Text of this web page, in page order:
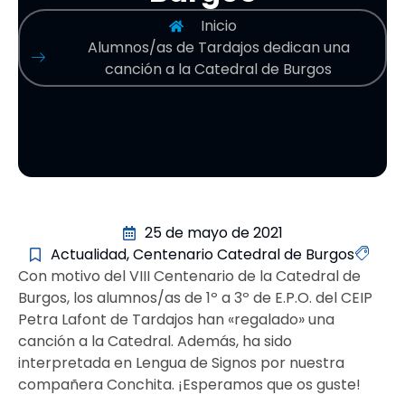
Inicio
Alumnos/as de Tardajos dedican una
canción a la Catedral de Burgos
25 de mayo de 2021
Actualidad,Centenario Catedral de Burgos
Con motivo del VIII Centenario de la Catedral de
Burgos, los alumnos/as de 1º a 3º de E.P.O. del CEIP
Petra Lafont de Tardajos han «regalado» una
canción a la Catedral. Además, ha sido
interpretada en Lengua de Signos por nuestra
compañera Conchita. ¡Esperamos que os guste!